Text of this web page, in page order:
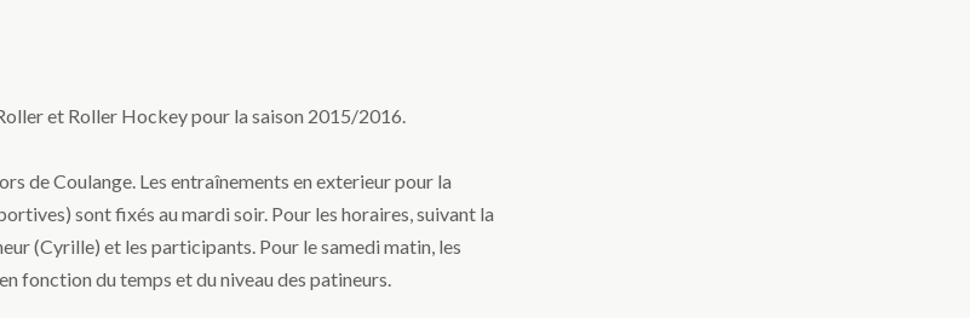
et Roller Hockey pour la saison 2015/2016.
de Coulange. Les entraînements en exterieur pour la
sont fixés au mardi soir. Pour les horaires, suivant la
(Cyrille) et les participants. Pour le samedi matin, les
fonction du temps et du niveau des patineurs.